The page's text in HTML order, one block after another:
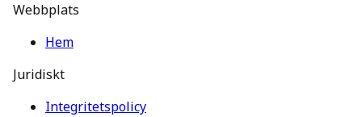
Webbplats
Hem
Juridiskt
Integritetspolicy